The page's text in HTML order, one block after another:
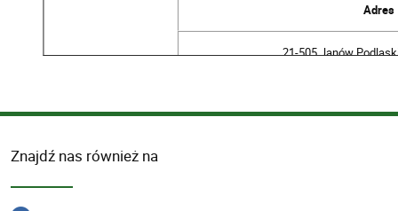
Adres
21-505 Janów
Znajdź nas również na